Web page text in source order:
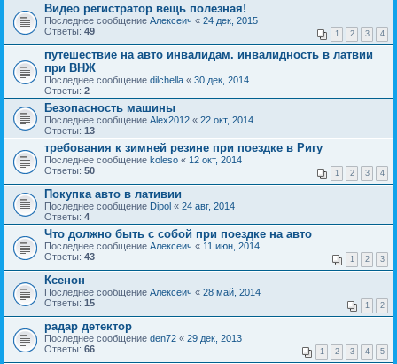
Видео регистратор вещь полезная!
Последнее сообщение Алексеич « 24 дек, 2015
Ответы: 49 1 2 3 4
путешествие на авто инвалидам. инвалидность в латвии
при ВНЖ
Последнее сообщение dilchella « 30 дек, 2014
Ответы: 2
Безопасность машины
Последнее сообщение Alex2012 « 22 окт, 2014
Ответы: 13
требования к зимней резине при поездке в Ригу
Последнее сообщение koleso « 12 окт, 2014
Ответы: 50 1 2 3 4
Покупка авто в лативии
Последнее сообщение Dipol « 24 авг, 2014
Ответы: 4
Что должно быть c собой при поездке на авто
Последнее сообщение Алексеич « 11 июн, 2014
Ответы: 43 1 2 3
Ксенон
Последнее сообщение Алексеич « 28 май, 2014
Ответы: 15 1 2
радар детектор
Последнее сообщение den72 « 29 дек, 2013
Ответы: 66 1 2 3 4 5